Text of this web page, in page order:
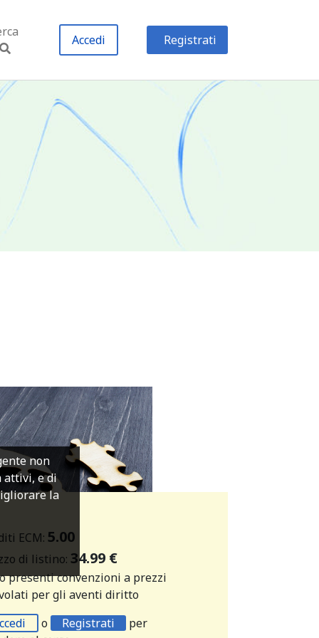
Accedi Registrati
ECM: 5.00
di listino: 34.99 €
presenti convenzioni a prezzi
per gli aventi diritto
o Registrati
per
non
attivi, e di
la